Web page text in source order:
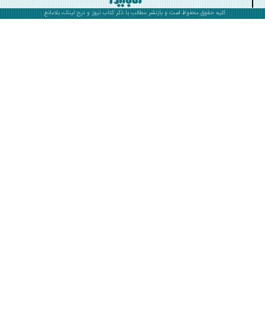
کلیه حقوق محفوظ است و بازنشر مطالب با ذکرکتاب نیوز و درج لینک، بلامانع .